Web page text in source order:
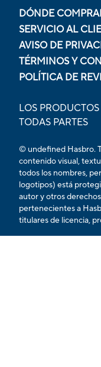
DÓNDE
SERVICIO AL
AVISO DE
TÉRMINOS Y
POLÍTICA DE
LOS
TODAS PARTES
© undefined Hasbro.
contenido visual,
todos los nombres,
logotipos) está
autor y otros
pertenecientes a
titulares de licencia,